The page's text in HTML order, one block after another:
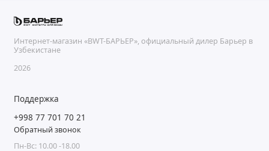
Интернет-магазин «BWT-БАРЬЕР», официальный дилер Барьер в
Узбекистане
2026
Поддержка
+998 77 701 70 21
Обратный звонок
Пн-Вс: 10.00 -18.00